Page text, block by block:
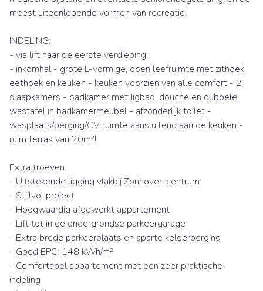
meest uiteenlopende vormen van recreatie!
INDELING:
- via lift naar de eerste verdieping :
- inkomhal - grote L-vormige, open leefruimte met zithoek,
eethoek en keuken - keuken voorzien van alle comfort - 2
slaapkamers - badkamer met ligbad, douche en dubbele
wastafel in badkamermeubel - afzonderlijk toilet -
wasplaats/berging/CV ruimte aansluitend aan de keuken -
ruim terras van 20m²!
Extra troeven:
- Uitstekende ligging vlakbij Zonhoven centrum
- Stijlvol project
- Hoogwaardig afgewerkt appartement
- Lift tot in de ondergrondse parkeergarage
- Extra brede parkeerplaats en aparte kelderberging
- Goed EPC: 148 kWh/m²
- Comfortabel appartement met een zeer praktische
indeling